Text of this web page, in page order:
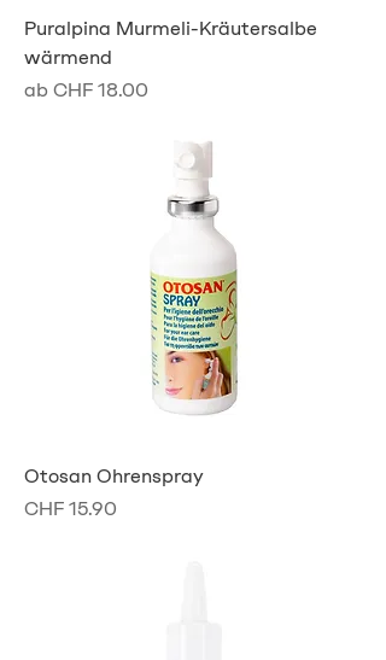
Puralpina Murmeli-Kräutersalbe
wärmend
ab CHF 18.00
Sale-Preis
Otosan Ohrenspray
Preis
CHF 15.90